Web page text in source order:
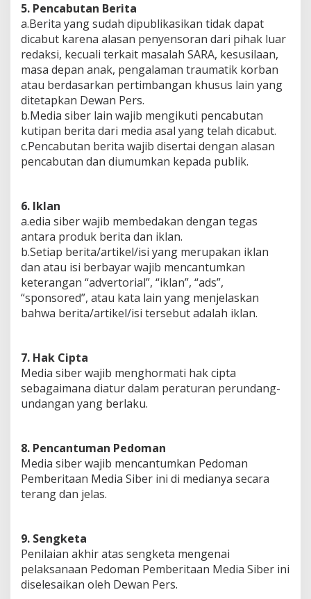
5. Pencabutan Berita
a.Berita yang sudah dipublikasikan tidak dapat
dicabut karena alasan penyensoran dari pihak luar
redaksi, kecuali terkait masalah SARA, kesusilaan,
masa depan anak, pengalaman traumatik korban
atau berdasarkan pertimbangan khusus lain yang
ditetapkan Dewan Pers.
b.Media siber lain wajib mengikuti pencabutan
kutipan berita dari media asal yang telah dicabut.
c.Pencabutan berita wajib disertai dengan alasan
pencabutan dan diumumkan kepada publik.
6. Iklan
a.edia siber wajib membedakan dengan tegas
antara produk berita dan iklan.
b.Setiap berita/artikel/isi yang merupakan iklan
dan atau isi berbayar wajib mencantumkan
keterangan “advertorial”, “iklan”, “ads”,
“sponsored”, atau kata lain yang menjelaskan
bahwa berita/artikel/isi tersebut adalah iklan.
7. Hak Cipta
Media siber wajib menghormati hak cipta
sebagaimana diatur dalam peraturan perundang-
undangan yang berlaku.
8. Pencantuman Pedoman
Media siber wajib mencantumkan Pedoman
Pemberitaan Media Siber ini di medianya secara
terang dan jelas.
9. Sengketa
Penilaian akhir atas sengketa mengenai
pelaksanaan Pedoman Pemberitaan Media Siber ini
diselesaikan oleh Dewan Pers.